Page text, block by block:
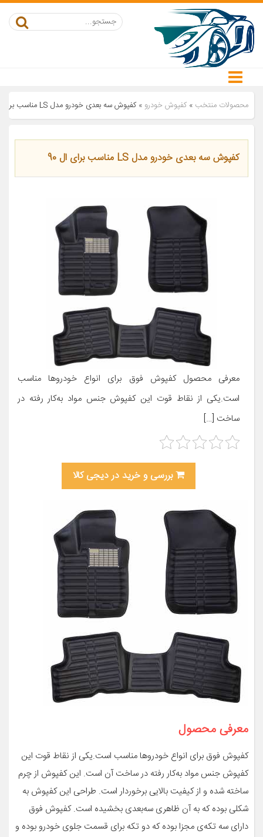
محصولات منتخب » کفپوش خودرو »کفپوش سه بعدی خودرو مدل LS مناسب برای ال 90
کفپوش سه بعدی خودرو مدل LS مناسب برای ال 90
معرفی محصول کفپوش فوق برای انواع خودروها مناسب
است.یکی از نقاط قوت این کفپوش جنس مواد به‌کار رفته در
ساخت […]
بررسی و خرید در دیجی کالا
معرفی محصول
کفپوش فوق برای انواع خودروها مناسب است.یکی از نقاط قوت این
کفپوش جنس مواد به‌کار رفته در ساخت آن است. این کفپوش از چرم
ساخته شده و از کیفیت بالایی برخوردار است. طراحی این کفپوش به
شکلی بوده که به آن ظاهری سه‌بعدی بخشیده است. کفپوش فوق
دارای سه تکه‌ی مجزا بوده که دو تکه برای قسمت جلوی خودرو بوده و